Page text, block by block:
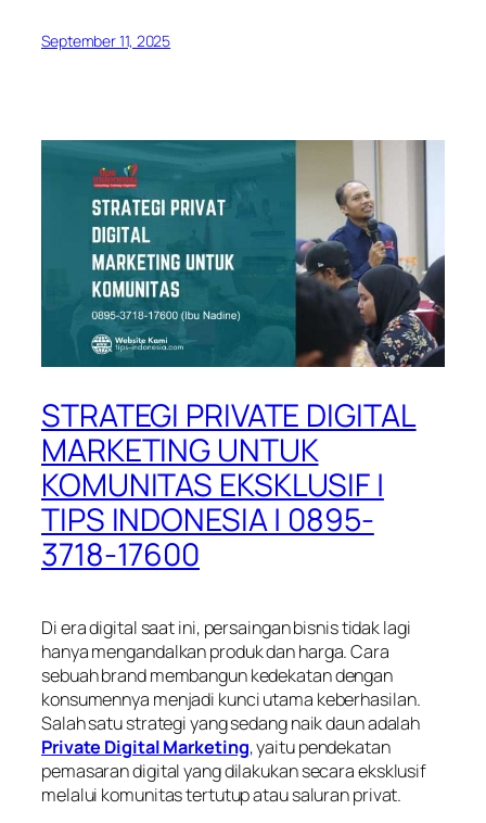
September 11, 2025
STRATEGI PRIVATE DIGITAL
MARKETING UNTUK
KOMUNITAS EKSKLUSIF |
TIPS INDONESIA | 0895-
3718-17600
Di era digital saat ini, persaingan bisnis tidak lagi
hanya mengandalkan produk dan harga. Cara
sebuah brand membangun kedekatan dengan
konsumennya menjadi kunci utama keberhasilan.
Salah satu strategi yang sedang naik daun adalah
Private Digital Marketing, yaitu pendekatan
pemasaran digital yang dilakukan secara eksklusif
melalui komunitas tertutup atau saluran privat.